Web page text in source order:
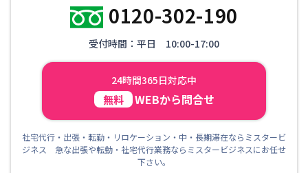
0120-302-190
受付時間：平日 10:00-17:00
24時間365日対応中
無料 WEBから問合せ
社宅代行・出張・転勤・リロケーション・中・長期滞在ならミスタービ
ジネス 急な出張や転勤・社宅代行業務ならミスタービジネスにお任せ
下さい。